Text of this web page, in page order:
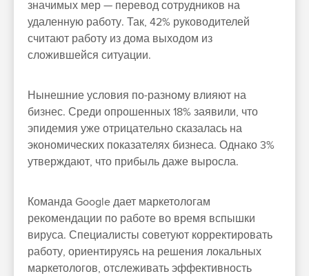
значимых мер — перевод сотрудников на
удаленную работу. Так, 42% руководителей
считают работу из дома выходом из
сложившейся ситуации.
Нынешние условия по-разному влияют на
бизнес. Среди опрошенных 18% заявили, что
эпидемия уже отрицательно сказалась на
экономических показателях бизнеса. Однако 3%
утверждают, что прибыль даже выросла.
Команда Google дает маркетологам
рекомендации по работе во время вспышки
вируса. Специалисты советуют корректировать
работу, ориентируясь на решения локальных
маркетологов, отслеживать эффективность